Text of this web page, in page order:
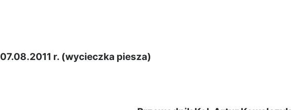
07.08.2011 r. (wycieczka piesza)